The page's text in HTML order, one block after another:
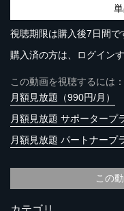
視聴期限は購入後7日間で
購入済の方は、ログイン
この動画を視聴するには：
月額見放題（990円/月）
月額見放題 サポータープ
月額見放題 パートナープ
この